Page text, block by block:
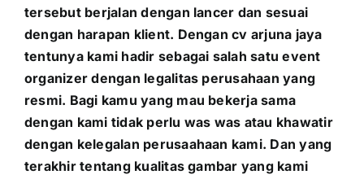
tersebut berjalan dengan lancer dan sesuai
dengan harapan klient. Dengan cv arjuna jaya
tentunya kami hadir sebagai salah satu event
organizer dengan legalitas perusahaan yang
resmi. Bagi kamu yang mau bekerja sama
dengan kami tidak perlu was was atau khawatir
dengan kelegalan perusaahaan kami. Dan yang
terakhir tentang kualitas gambar yang kami